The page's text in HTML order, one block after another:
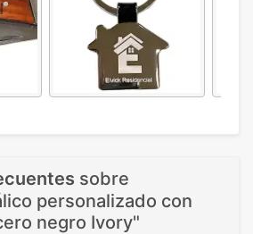
sobre
personalizado con
negro Ivory"